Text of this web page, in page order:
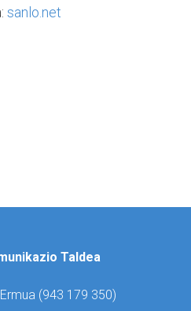
sanlo.net
Taldea
(943 179 350)